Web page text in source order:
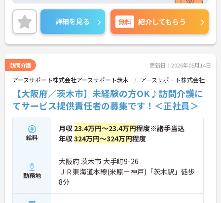
けます。お風呂に入れなくて困っている方に、手を
差し伸べてあげられるとてもやりがいのあるお仕事
です。ご興味ある方には、面接対策ポイントなど、
さらに詳細をお話しいたしますのでお気軽にご相談
ください！
詳細を見る 無料 紹介してもらう
訪問介護 更新日：2026年05月14日
アースサポート株式会社アースサポート茨木 アースサポート株式会社
【大阪府／茨木市】未経験の方OK♪訪問介護に
てサービス提供責任者の募集です！＜正社員＞
給料
月収 23.4万円～23.4万円程度※諸手当込
年収324万円～324万円程度
勤務地
大阪府 茨木市 大手町9-26
ＪＲ東海道本線(米原－神戸)「茨木駅」徒歩
8分